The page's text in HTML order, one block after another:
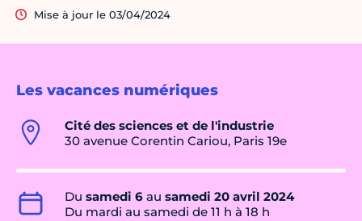
Les vacances numériques
Cité des sciences et de l'industrie
30 avenue Corentin Cariou, Paris 19e
Du samedi 6 au samedi 20 avril 2024
Du mardi au samedi de 11 h à 18 h
Mise à jour le 03/04/2024